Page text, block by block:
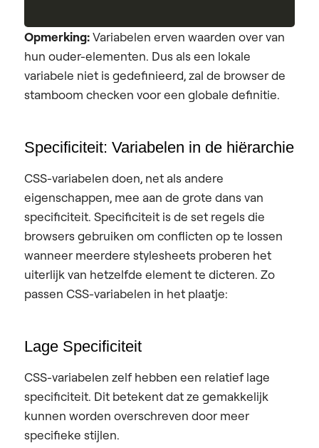
Opmerking:Variabelen erven waarden over van
hun ouder-elementen. Dus als een lokale
variabele niet is gedefinieerd, zal de browser de
stamboom checken voor een globale definitie.
Specificiteit: Variabelen in de hiërarchie
CSS-variabelen doen, net als andere
eigenschappen, mee aan de grote dans van
specificiteit. Specificiteit is de set regels die
browsers gebruiken om conflicten op te lossen
wanneer meerdere stylesheets proberen het
uiterlijk van hetzelfde element te dicteren. Zo
passen CSS-variabelen in het plaatje:
Lage Specificiteit
CSS-variabelen zelf hebben een relatief lage
specificiteit. Dit betekent dat ze gemakkelijk
kunnen worden overschreven door meer
specifieke stijlen.